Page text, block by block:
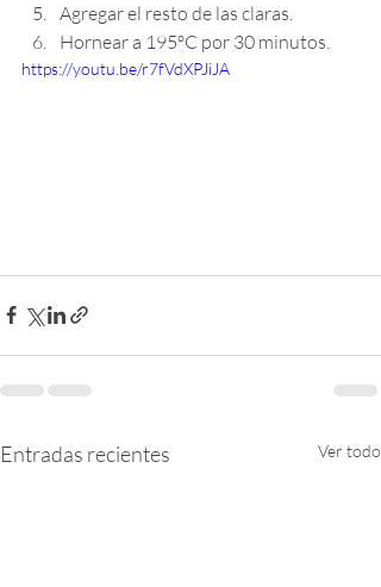
Agregar el resto de las claras.
Hornear a 195ºC por 30 minutos.
https://youtu.be/r7fVdXPJiJA
Entradas recientes Ver todo